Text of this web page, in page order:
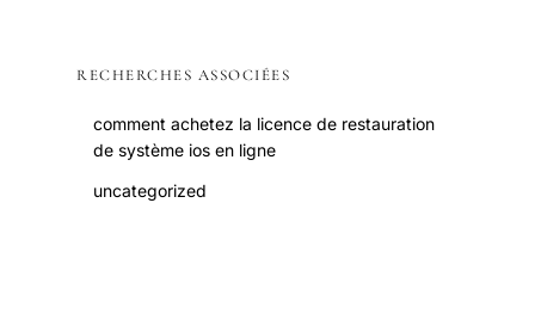
RECHERCHES ASSOCIÉES
comment achetez la licence de restauration
de système ios en ligne
uncategorized